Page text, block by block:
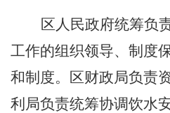
区人民政府统筹负
工作的组织领导、制度
和制度。区财政局负责
利局负责统筹协调饮水